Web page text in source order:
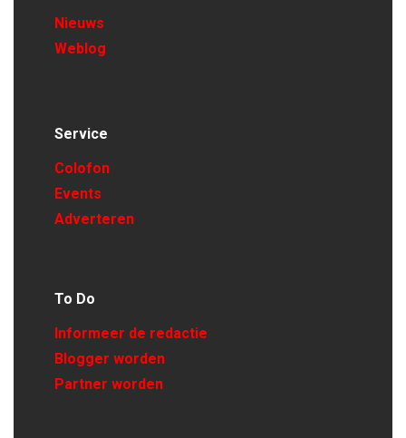
Nieuws
Weblog
Service
Colofon
Events
Adverteren
To Do
Informeer de redactie
Blogger worden
Partner worden